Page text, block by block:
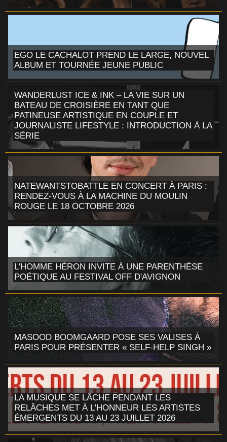
EGO LE CACHALOT PREND LE LARGE, NOUVEL
ALBUM ET TOURNÉE JEUNE PUBLIC
WANDERLUST ICE & INK – LA VIE SUR UN
BATEAU DE CROISIÈRE EN TANT QUE
PATINEUSE ARTISTIQUE EN COUPLE ET
JOURNALISTE LIFESTYLE : INTRODUCTION À LA
SÉRIE
NATEWANTSTOBATTLE EN CONCERT À PARIS :
RENDEZ-VOUS À LA MACHINE DU MOULIN
ROUGE LE 18 OCTOBRE 2026
L'HOMME HÉRON INVITE À UNE PARENTHÈSE
POÉTIQUE AU FESTIVAL OFF D'AVIGNON
MASOOD BOOMGAARD POSE SES VALISES À
PARIS POUR PRÉSENTER « SELF-HELP SINGH »
LA MUSIQUE SE LÂCHE PENDANT LES
RELÂCHES MET À L'HONNEUR LES ARTISTES
ÉMERGENTS DU 13 AU 23 JUILLET 2026